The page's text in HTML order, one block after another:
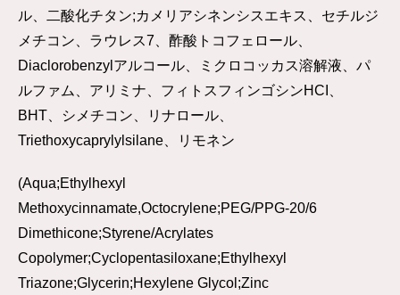
ル、二酸化チタン;カメリアシネンシスエキス、セチルジ
メチコン、ラウレス7、酢酸トコフェロール、
Diaclorobenzylアルコール、ミクロコッカス溶解液、パ
ルファム、アリミナ、フィトスフィンゴシンHCI、
BHT、シメチコン、リナロール、
Triethoxycaprylylsilane、リモネン
(Aqua;Ethylhexyl
Methoxycinnamate,Octocrylene;PEG/PPG-20/6
Dimethicone;Styrene/Acrylates
Copolymer;Cyclopentasiloxane;Ethylhexyl
Triazone;Glycerin;Hexylene Glycol;Zinc